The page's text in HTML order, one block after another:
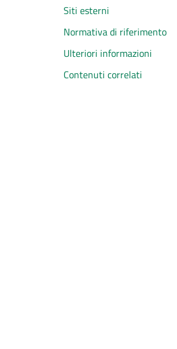
Siti esterni
Normativa di riferimento
Ulteriori informazioni
Contenuti correlati